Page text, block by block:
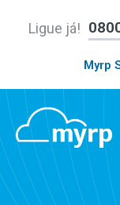
Ligue já!
Myrp